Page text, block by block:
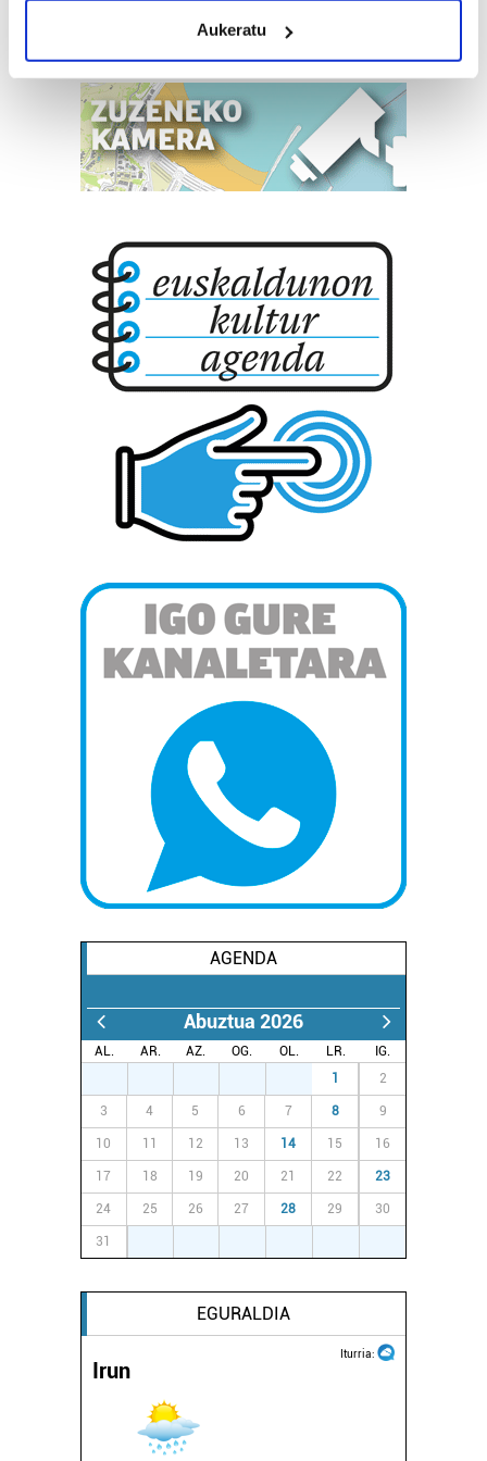
Identify your device by actively scanning it for
specific characteristics (fingerprinting)
Find out more about how your personal data is processed
and set your preferences in the
details section.
Guk eta gure bazkideek zure datu pertsonalak
prozesatzen ditugu, zure IP zenbakia, besteak beste,
pertsonalizatuak eskaintzeko, iragarkiak eta edukia
neurtzeko, jendeari buruzko informazioa biltzeko eta
produktuak garatzeko. Zure datuak nork eta zertarako
erabiltzen dituen hauta dezakezu.
Bazkide batzuek ez dizute baimenik eskatzen, eta beren
interes komertzial legitimoetan babesten dira. Ikusi gure
bazkideen zerrenda, beren ustez zein helburutarako
duten interes legitimoa eta horren aurka nola egin
dezakezun ikusteko.
Lortu zure datu pertsonalak prozesatzeko moduari
datuen atalean. Edozein unetan alda edo ken dezakezu
zure baimena Cookieen adierazpenean.
Webgune honek cookie propioak eta hirugarrenen cookie-
zerbitzuak hobetzeko asmoz, cookie teknologiaz
baliatzen gara. Ohar hau onartuz gero, teknologia hori
erabiltzeko baimen esplizitua ematen diguzu.
Aukeratu
AGENDA
Abuztua 2026
AL. AR. AZ. OG. OL. LR.
IG.
1 2
3 4 5 6 7 8 9
10 11 12 13 14 15 16
17 18 19 20 21 22 23
24 25 26 27 28 29 30
31
EGURALDIA
Iturria:
Irun